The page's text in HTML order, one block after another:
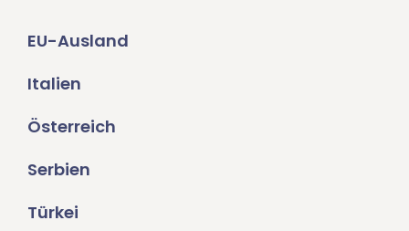
EU-Ausland
Italien
Österreich
Serbien
Türkei